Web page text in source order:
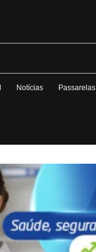
Notícias Passarelas